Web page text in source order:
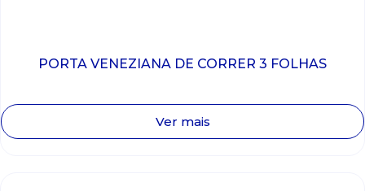
PORTA VENEZIANA DE CORRER 3 FOLHAS
Ver mais